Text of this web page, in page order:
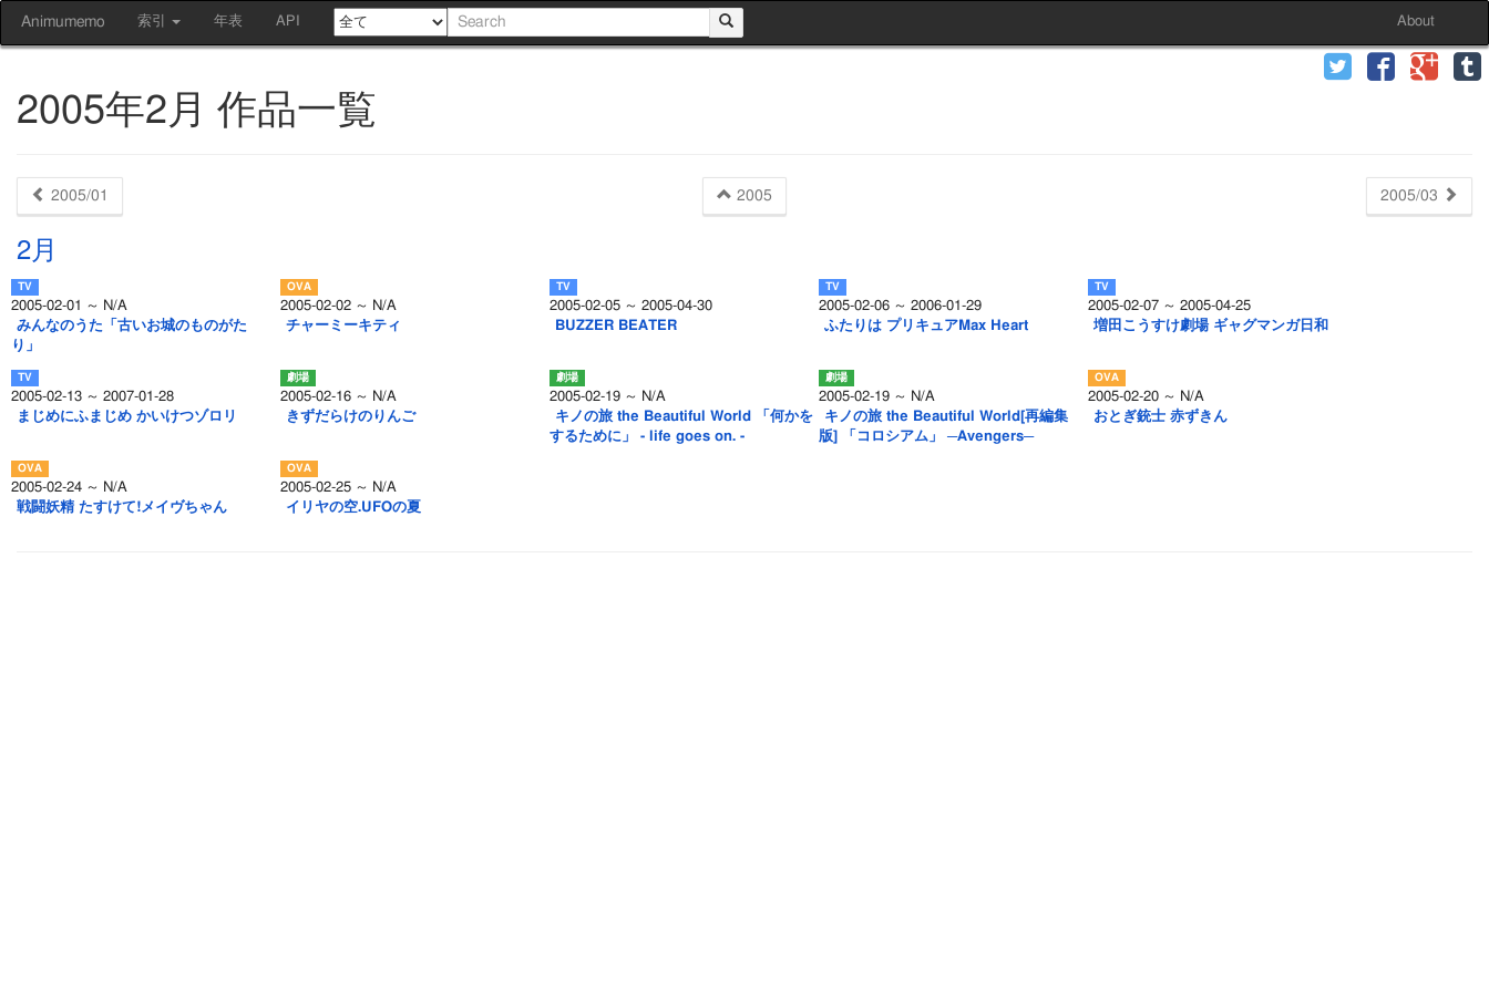
Animumemo 索引 年表 API About
2005年2月 作品一覧
2005/01 2005 2005/03
2月
2005-02-01 ～ N/A
みんなのうた「古いお城のものがた
り」
2005-02-02 ～ N/A
チャーミーキティ
2005-02-05 ～ 2005-04-30
BUZZER BEATER
2005-02-06 ～ 2006-01-29
ふたりは プリキュアMax Heart
2005-02-07 ～ 2005-04-25
増田こうすけ劇場 ギャグマンガ日和
2005-02-13 ～ 2007-01-28
まじめにふまじめ かいけつゾロリ
2005-02-16 ～ N/A
きずだらけのりんご
2005-02-19 ～ N/A
キノの旅 the Beautiful World 「何かを
するために」 - life goes on. -
2005-02-19 ～ N/A
キノの旅 the Beautiful World[再編集
版] 「コロシアム」 ─Avengers─
2005-02-20 ～ N/A
おとぎ銃士 赤ずきん
2005-02-24 ～ N/A
戦闘妖精 たすけて!メイヴちゃん
2005-02-25 ～ N/A
イリヤの空.UFOの夏